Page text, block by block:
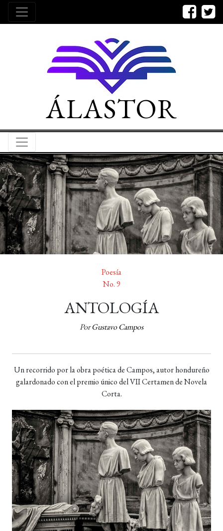
ÁLASTOR
Poesía
No. 9
ANTOLOGÍA
PorGustavo Campos
Un recorrido por la obra poética de Campos, autor hondureño
galardonado con el premio único del VII Certamen de Novela
Corta.